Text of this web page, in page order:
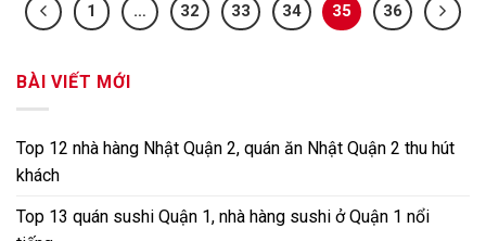
1 … 32 33 34 35 36
BÀI VIẾT MỚI
Top 12 nhà hàng Nhật Quận 2, quán ăn Nhật Quận 2 thu hút
khách
Top 13 quán sushi Quận 1, nhà hàng sushi ở Quận 1 nổi